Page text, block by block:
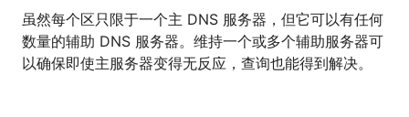
虽然每个区只限于一个主 DNS 服务器，但它可以有任何
数量的辅助 DNS 服务器。维持一个或多个辅助服务器可
以确保即使主服务器变得无反应，查询也能得到解决。